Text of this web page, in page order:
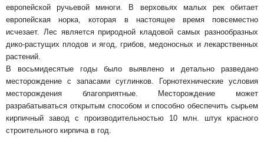
европейской ручьевой миноги. В верховьях малых рек обитает
европейская норка, которая в настоящее время повсеместно
исчезает. Лес является природной кладовой самых разнообразных
дико-растущих плодов и ягод, грибов, медоносных и лекарственных
растений.
В восьмидесятые годы было выявлено и детально разведано
месторождение с запасами суглинков. Горнотехнические условия
месторождения благоприятные. Месторождение может
разрабатываться открытым способом и способно обеспечить сырьем
кирпичный завод с производительностью 10 млн. штук красного
строительного кирпича в год.